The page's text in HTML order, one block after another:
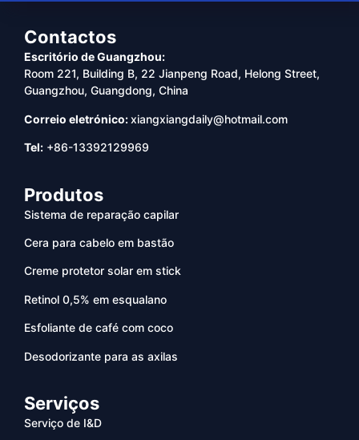
Contactos
Escritório de Guangzhou:
Room 221, Building B, 22 Jianpeng Road, Helong Street,
Guangzhou, Guangdong, China
Correio eletrónico:xiangxiangdaily@hotmail.com
Tel: +86-13392129969
Produtos
Sistema de reparação capilar
Cera para cabelo em bastão
Creme protetor solar em stick
Retinol 0,5% em esqualano
Esfoliante de café com coco
Desodorizante para as axilas
Serviços
Serviço de I&D